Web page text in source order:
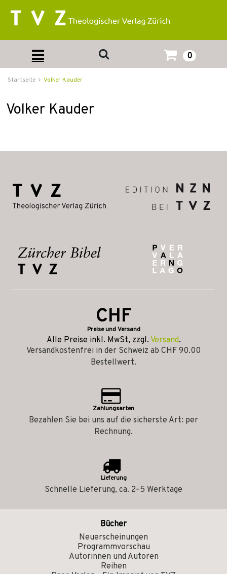
0
Startseite Volker Kauder
Volker Kauder
CHF
Preise und Versand
Alle Preise inkl. MwSt, zzgl. Versand.
Versandkostenfrei in der Schweiz ab CHF 90.00
Bestellwert.
Zahlungsarten
Bezahlen Sie bei uns auf die sicherste Art: per
Rechnung.
Lieferung
Schnelle Lieferung, ca. 2–5 Werktage
Bücher
Neuerscheinungen
Programmvorschau
Autorinnen und Autoren
Reihen